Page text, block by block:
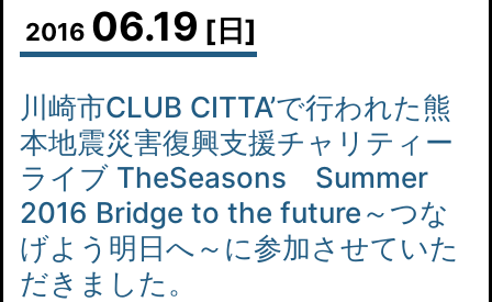
2016 06.19 [日]
川崎市CLUB CITTA’で行われた熊
本地震災害復興支援チャリティー
ライブ TheSeasons Summer
2016 Bridge to the future～つな
げよう明日へ～に参加させていた
だきました。